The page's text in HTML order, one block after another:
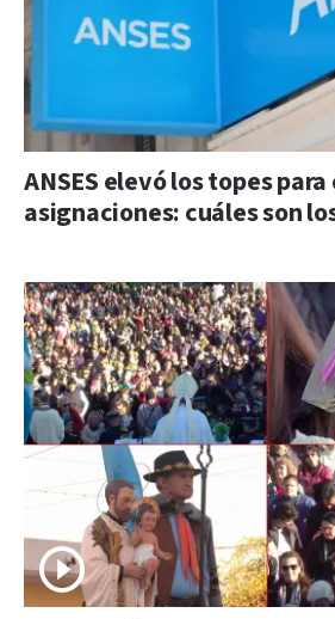
ANSES elevó los topes
asignaciones: cuáles son